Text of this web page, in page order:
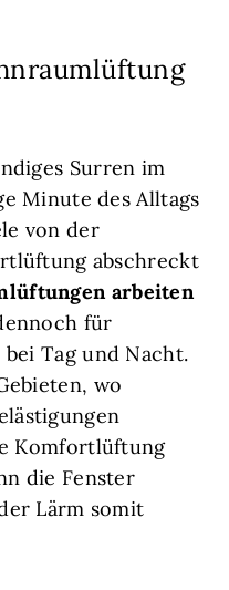
Surren im
Minute des Alltags
von der
abschreckt
arbeiten
für
Tag und Nacht.
wo
Komfortlüftung
die Fenster
Lärm somit